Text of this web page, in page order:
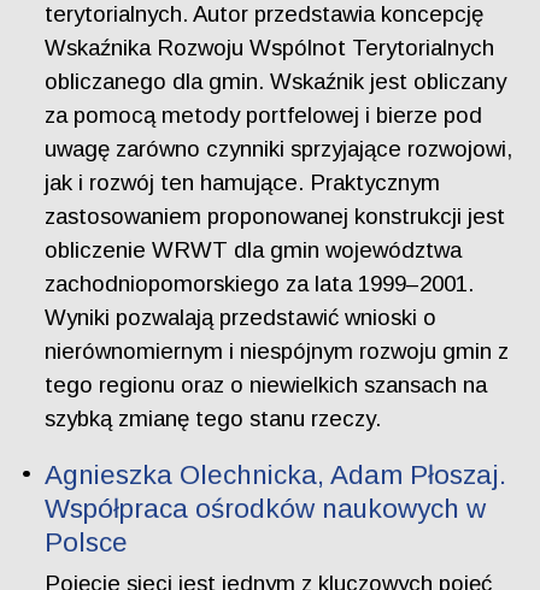
terytorialnych. Autor przedstawia koncepcję
Wskaźnika Rozwoju Wspólnot Terytorialnych
obliczanego dla gmin. Wskaźnik jest obliczany
za pomocą metody portfelowej i bierze pod
uwagę zarówno czynniki sprzyjające rozwojowi,
jak i rozwój ten hamujące. Praktycznym
zastosowaniem proponowanej konstrukcji jest
obliczenie WRWT dla gmin województwa
zachodniopomorskiego za lata 1999–2001.
Wyniki pozwalają przedstawić wnioski o
nierównomiernym i niespójnym rozwoju gmin z
tego regionu oraz o niewielkich szansach na
szybką zmianę tego stanu rzeczy.
Agnieszka Olechnicka, Adam Płoszaj.
Współpraca ośrodków naukowych w
Polsce
Pojęcie sieci jest jednym z kluczowych pojęć